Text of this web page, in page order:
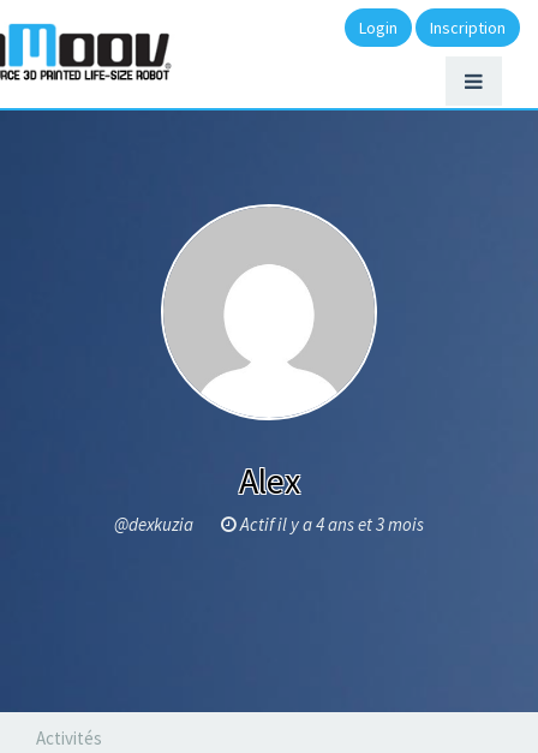
Login Inscription
Alex
@dexkuzia Actif il y a 4 ans et 3 mois
Activités